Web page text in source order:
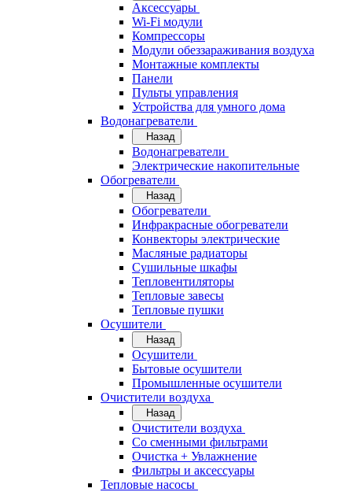
Аксессуары
Wi-Fi модули
Компрессоры
Модули обеззараживания воздуха
Монтажные комплекты
Панели
Пульты управления
Устройства для умного дома
Водонагреватели
Назад
Водонагреватели
Электрические накопительные
Обогреватели
Назад
Обогреватели
Инфракрасные обогреватели
Конвекторы электрические
Масляные радиаторы
Сушильные шкафы
Тепловентиляторы
Тепловые завесы
Тепловые пушки
Осушители
Назад
Осушители
Бытовые осушители
Промышленные осушители
Очистители воздуха
Назад
Очистители воздуха
Cо сменными фильтрами
Очистка + Увлажнение
Фильтры и аксессуары
Тепловые насосы